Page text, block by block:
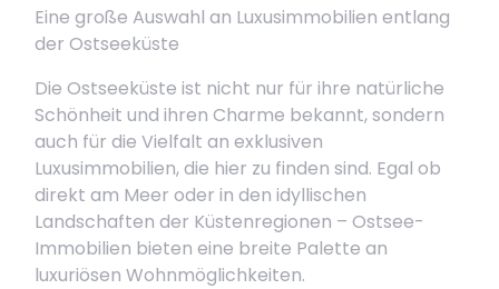
Eine große Auswahl an Luxusimmobilien entlang
der Ostseeküste
Die Ostseeküste ist nicht nur für ihre natürliche
Schönheit und ihren Charme bekannt, sondern
auch für die Vielfalt an exklusiven
Luxusimmobilien, die hier zu finden sind. Egal ob
direkt am Meer oder in den idyllischen
Landschaften der Küstenregionen – Ostsee-
Immobilien bieten eine breite Palette an
luxuriösen Wohnmöglichkeiten.